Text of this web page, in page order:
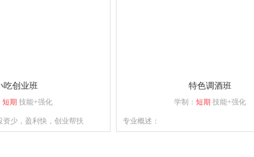
吃创业班
短期 技能+强化
少，盈利快，创业帮扶
特色调酒班
学制： 短期 技能+强化
专业概述：